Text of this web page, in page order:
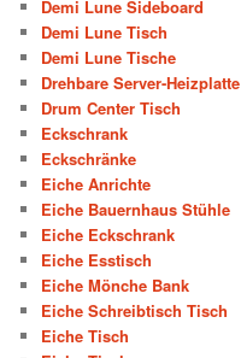
Demi Lune Sideboard
Demi Lune Tisch
Demi Lune Tische
Drehbare Server-Heizplatte
Drum Center Tisch
Eckschrank
Eckschränke
Eiche Anrichte
Eiche Bauernhaus Stühle
Eiche Eckschrank
Eiche Esstisch
Eiche Mönche Bank
Eiche Schreibtisch Tisch
Eiche Tisch